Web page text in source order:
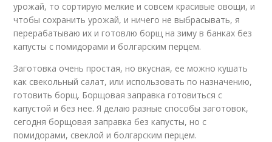
урожай, то сортирую мелкие и совсем красивые овощи, и
чтобы сохранить урожай, и ничего не выбрасывать, я
перерабатываю их и готовлю борщ на зиму в банках без
капусты с помидорами и болгарским перцем.
Заготовка очень простая, но вкусная, ее можно кушать
как свекольный салат, или использовать по назначению,
готовить борщ. Борщовая заправка готовиться с
капустой и без нее. Я делаю разные способы заготовок,
сегодня борщовая заправка без капусты, но с
помидорами, свеклой и болгарским перцем.